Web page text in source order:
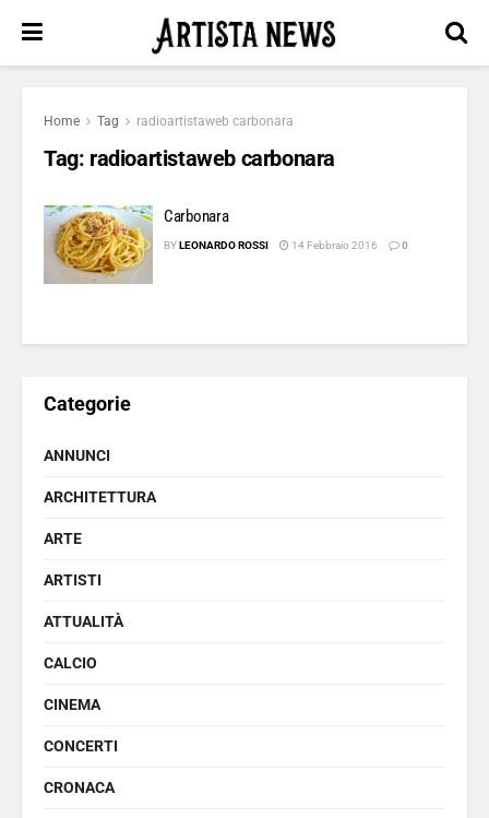
Home Tag radioartistaweb carbonara
Tag: radioartistaweb carbonara
Carbonara
BYLEONARDO ROSSI 14 Febbraio 2016 0
Categorie
ANNUNCI
ARCHITETTURA
ARTE
ARTISTI
ATTUALITÀ
CALCIO
CINEMA
CONCERTI
CRONACA